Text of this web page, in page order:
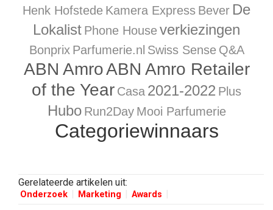
Henk Hofstede Kamera Express Bever De
Lokalist Phone Houseverkiezingen
Bonprix Parfumerie.nl Swiss Sense Q&A
ABN AmroABN Amro Retailer
of the Year Casa 2021-2022 Plus
Hubo Run2Day Mooi Parfumerie
Categoriewinnaars
Gerelateerde artikelen uit:
Onderzoek Marketing Awards